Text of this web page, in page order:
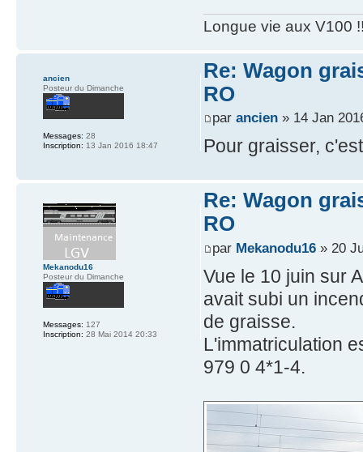
Longue vie aux V100
Re: Wagon
RO
par ancien» 14 Jan
Pour graisser,
ancien
Posteur du Dimanche
Messages: 28
Inscription: 13 Jan 2016 18:47
Re: Wagon
RO
par Mekanodu16» 20
Vue le 10 juin sur
avait subi un
de graisse.
L'immatriculation
979 0 4*1-4.
Mekanodu16
Posteur du Dimanche
Messages: 127
Inscription: 28 Mai 2014 20:33